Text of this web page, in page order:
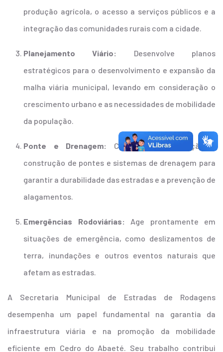
produção agrícola, o acesso a serviços públicos e a
integração das comunidades rurais com a cidade.
Planejamento Viário:
Desenvolve planos
estratégicos para o desenvolvimento e expansão da
malha viária municipal, levando em consideração o
crescimento urbano e as necessidades de mobilidade
da população.
Ponte e Drenagem:
Cuida da manutenção e
construção de pontes e sistemas de drenagem para
garantir a durabilidade das estradas e a prevenção de
alagamentos.
Emergências Rodoviárias: Age prontamente em
situações de emergência, como deslizamentos de
terra, inundações e outros eventos naturais que
afetam as estradas.
A Secretaria Municipal de Estradas de Rodagens
desempenha um papel fundamental na garantia da
infraestrutura viária e na promoção da mobilidade
eficiente em Cedro do Abaeté. Seu trabalho contribui